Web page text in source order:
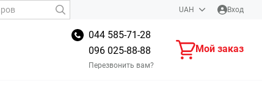
UAH Вход
044 585-71-28
096 025-88-88
Перезвонить вам?
Мой заказ